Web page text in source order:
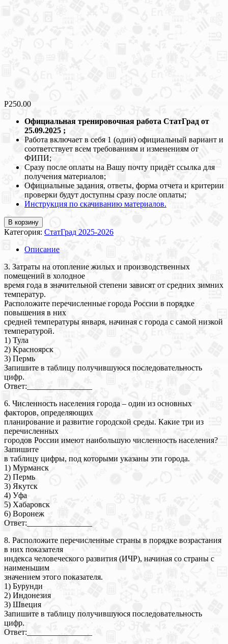
Р250.00
Официальная тренировочная работа СтатГрад от
25.09.2025 ;
Работа включает в себя 1 (один) официальный вариант и
соответствует всем требованиям и изменениям от
ФИПИ;
Сразу после оплаты на Вашу почту придёт ссылка для
получения материалов;
Официальные задания, ответы, форма отчета и критерии
проверки будут доступны сразу после оплаты;
Инструкция по скачиванию материалов.
В корзину
Категория: СтатГрад 2025-2026
Описание
3. Затраты на отопление жилых и производственных
помещений в холодное
время года в значительной степени зависят от средних зимних
температур.
Расположите перечисленные города России в порядке
повышения в них
средней температуры января, начиная с города с самой низкой
температурой.
1) Тула
2) Красноярск
3) Пермь
Запишите в таблицу получившуюся последовательность
цифр.
Ответ:________________
6. Численность населения города – один из основных
факторов, определяющих
планирование и развитие городской среды. Какие три из
перечисленных
городов России имеют наибольшую численность населения?
Запишите
в таблицу цифры, под которыми указаны эти города.
1) Мурманск
2) Пермь
3) Якутск
4) Уфа
5) Хабаровск
6) Воронеж
Ответ:________________
8. Расположите перечисленные страны в порядке возрастания
в них показателя
индекса человеческого развития (ИЧР), начиная со страны с
наименьшим
значением этого показателя.
1) Бурунди
2) Индонезия
3) Швеция
Запишите в таблицу получившуюся последовательность
цифр.
Ответ:________________